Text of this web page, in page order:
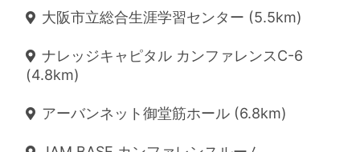
大阪市立総合生涯学習センター (5.5km)
ナレッジキャピタル カンファレンスC-6
(4.8km)
アーバンネット御堂筋ホール (6.8km)